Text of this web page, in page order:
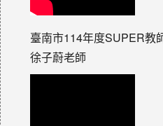
臺南市114年度SUPER教
徐子蔚老師